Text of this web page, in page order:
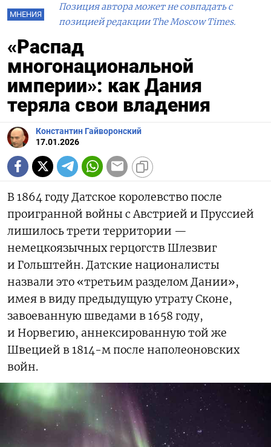
МНЕНИЯ
Позиция автора может не совпадать с
позицией редакции The Moscow Times.
«Распад
многонациональной
империи»: как Дания
теряла свои владения
Константин Гайворонский
17.01.2026
В 1864 году Датское королевство после
проигранной войны с Австрией и Пруссией
лишилось трети территории —
немецкоязычных герцогств Шлезвиг
и Гольштейн. Датские националисты
назвали это «третьим разделом Дании»,
имея в виду предыдущую утрату Сконе,
завоеванную шведами в 1658 году,
и Норвегию, аннексированную той же
Швецией в 1814-м после наполеоновских
войн.